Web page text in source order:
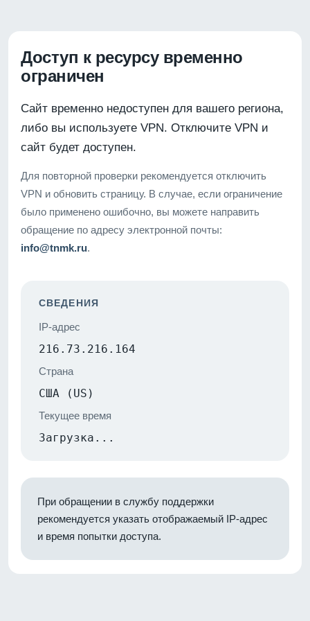
Доступ к ресурсу временно
ограничен
Сайт временно недоступен для вашего региона,
либо вы используете VPN. Отключите VPN и
сайт будет доступен.
Для повторной проверки рекомендуется отключить
VPN и обновить страницу. В случае, если ограничение
было применено ошибочно, вы можете направить
обращение по адресу электронной почты:
info@tnmk.ru.
СВЕДЕНИЯ
IP-адрес
216.73.216.164
Страна
США (US)
Текущее время
Загрузка...
При обращении в службу поддержки
рекомендуется указать отображаемый IP-адрес
и время попытки доступа.